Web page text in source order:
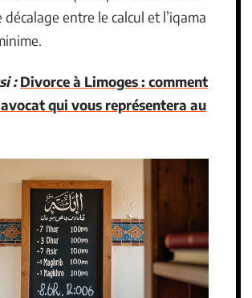
décalage entre le calcul et l’iqama
: Divorce à Limoges : comment
qui vous représentera au